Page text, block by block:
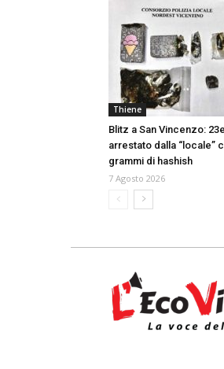
Thiene
Blitz a San Vincenzo:
arrestato dalla “locale”
grammi di hashish
7 Agosto 2026